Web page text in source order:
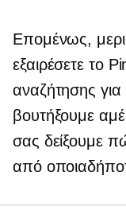
Επομένως,
εξαιρέσετε το
αναζήτησης
βουτήξουμε
σας δείξουμε
από